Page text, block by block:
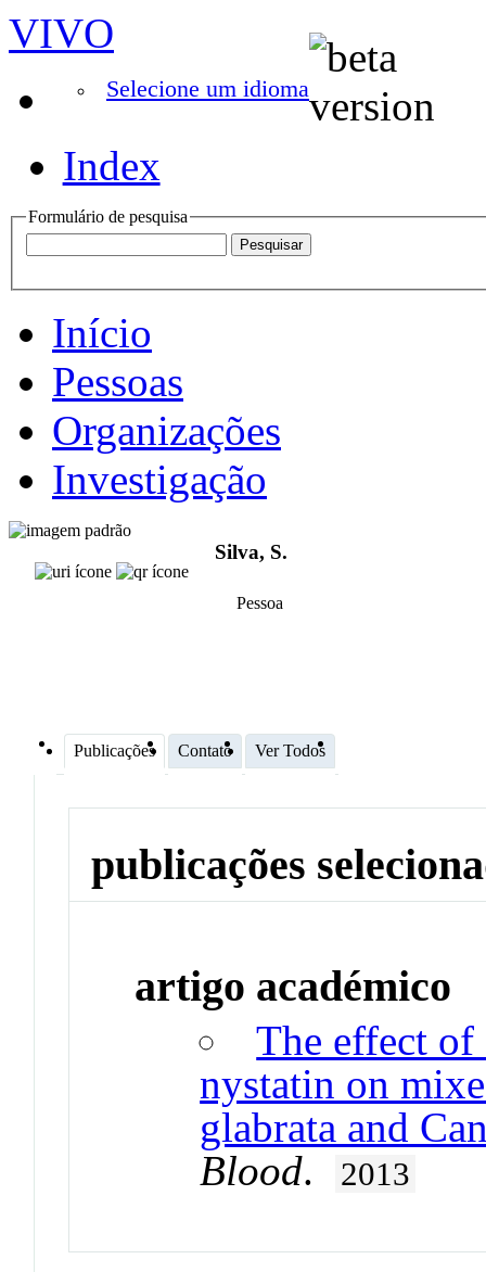
VIVO
Selecione um idioma
Index
Formulário de pesquisa
Início
Pessoas
Organizações
Investigação
Silva, S.
Pessoa
Publicações Contato Ver Todos
publicações
artigo académico
The effect of
nystatin on
glabrata and
Blood. 2013